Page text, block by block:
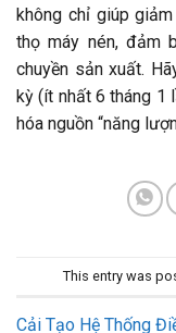
không chỉ giúp
thọ máy nén, đảm
chuyền sản xuất.
kỳ (ít nhất 6 tháng 1
hóa nguồn “năng
This entry was
Cải Tạo Hệ Thống